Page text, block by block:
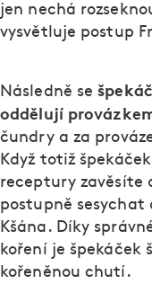
jen nechá
vysvětluje postup
Následně se
oddělují
čundry a za
Když totiž
receptury zavěsíte
postupně sesychat
Kšána. Díky
koření je špekáček
kořeněnou chutí.